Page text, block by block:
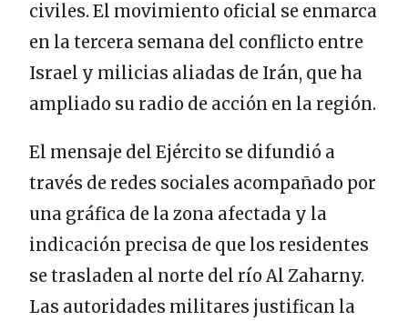
civiles. El movimiento oficial se enmarca
en la tercera semana del conflicto entre
Israel y milicias aliadas de Irán, que ha
ampliado su radio de acción en la región.
El mensaje del Ejército se difundió a
través de redes sociales acompañado por
una gráfica de la zona afectada y la
indicación precisa de que los residentes
se trasladen al norte del río Al Zaharny.
Las autoridades militares justifican la